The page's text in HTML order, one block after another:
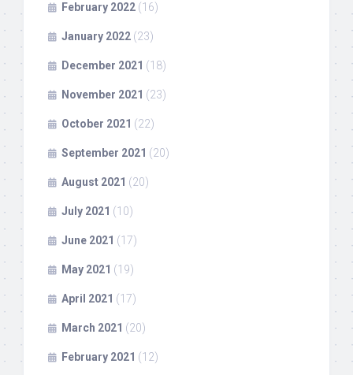
February 2022 (16)
January 2022 (23)
December 2021 (18)
November 2021 (23)
October 2021 (22)
September 2021 (20)
August 2021 (20)
July 2021 (10)
June 2021 (17)
May 2021 (19)
April 2021 (17)
March 2021 (20)
February 2021 (12)